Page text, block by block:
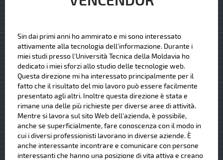
Sin dai primi anni ho ammirato e mi sono interessato
attivamente alla tecnologia dell'informazione. Durante i
miei studi presso l'Università Tecnica della Moldavia ho
dedicato i miei sforzi allo studio delle tecnologie web.
Questa direzione mi ha interessato principalmente per il
fatto che il risultato del mio lavoro può essere facilmente
presentato agli altri. Inoltre questa direzione è stata e
rimane una delle più richieste per diverse aree di attività.
Mentre si lavora sul sito Web dell'azienda, è possibile,
anche se superficialmente, fare conoscenza con il modo in
cui i diversi professionisti lavorano in diverse aziende. È
anche interessante incontrare e comunicare con persone
interessanti che hanno una posizione di vita attiva e creano